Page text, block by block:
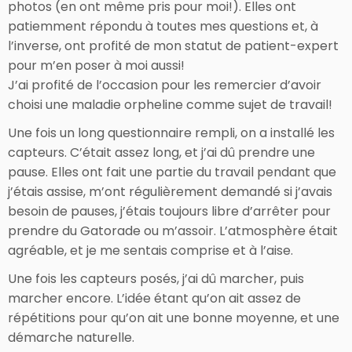
photos (en ont même pris pour moi!). Elles ont
patiemment répondu à toutes mes questions et, à
l’inverse, ont profité de mon statut de patient-expert
pour m’en poser à moi aussi!
J’ai profité de l’occasion pour les remercier d’avoir
choisi une maladie orpheline comme sujet de travail!
Une fois un long questionnaire rempli, on a installé les
capteurs. C’était assez long, et j’ai dû prendre une
pause. Elles ont fait une partie du travail pendant que
j’étais assise, m’ont régulièrement demandé si j’avais
besoin de pauses, j’étais toujours libre d’arrêter pour
prendre du Gatorade ou m’assoir. L’atmosphère était
agréable, et je me sentais comprise et à l’aise.
Une fois les capteurs posés, j’ai dû marcher, puis
marcher encore. L’idée étant qu’on ait assez de
répétitions pour qu’on ait une bonne moyenne, et une
démarche naturelle.